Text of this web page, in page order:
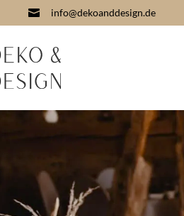
 info@dekoanddesign.de